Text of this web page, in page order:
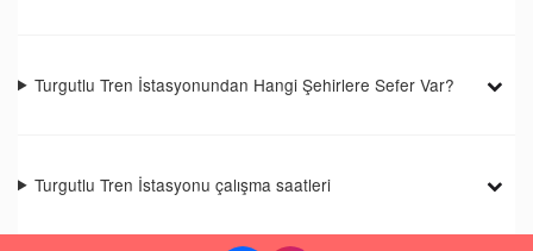
Turgutlu Tren İstasyonundan Hangi Şehirlere Sefer Var?
Turgutlu Tren İstasyonu çalışma saatleri